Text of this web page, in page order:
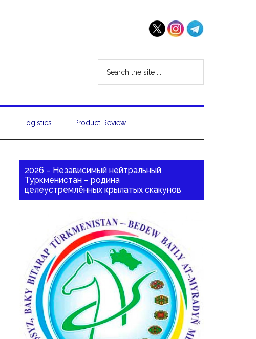
Logistics Product Review
2026 – Независимый нейтральный
Туркменистан – родина
целеустремлённых крылатых скакунов